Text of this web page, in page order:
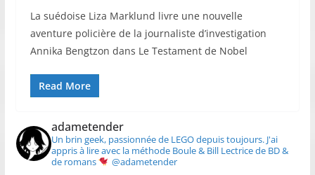
La suédoise Liza Marklund livre une nouvelle
aventure policière de la journaliste d’investigation
Annika Bengtzon dans Le Testament de Nobel
Read More
adametender
Un brin geek, passionnée de LEGO depuis toujours.J'ai
appris à lire avec la méthode Boule & Bill Lectrice de BD &
de romans
@adametender